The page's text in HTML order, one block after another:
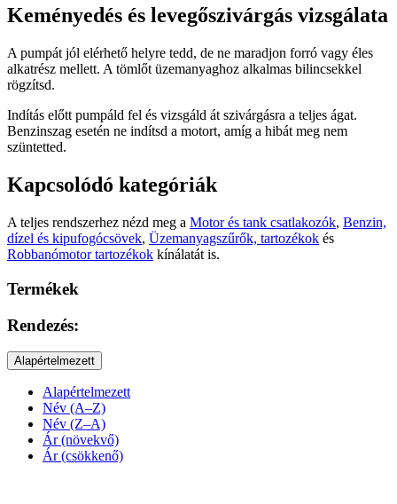
Keményedés és levegőszivárgás vizsgálata
A pumpát jól elérhető helyre tedd, de ne maradjon forró vagy éles
alkatrész mellett. A tömlőt üzemanyaghoz alkalmas bilincsekkel
rögzítsd.
Indítás előtt pumpáld fel és vizsgáld át szivárgásra a teljes ágat.
Benzinszag esetén ne indítsd a motort, amíg a hibát meg nem
szüntetted.
Kapcsolódó kategóriák
A teljes rendszerhez nézd meg a Motor és tank csatlakozók, Benzin,
dízel és kipufogócsövek, Üzemanyagszűrők, tartozékok és
Robbanómotor tartozékok kínálatát is.
Termékek
Rendezés:
Alapértelmezett
Alapértelmezett
Név (A–Z)
Név (Z–A)
Ár (növekvő)
Ár (csökkenő)